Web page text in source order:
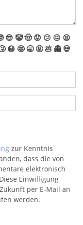
😎 🤡🤠 😟 😕 😖 😫
😷 🤩 🥱 🤬 💩 👻 💀
zur Kenntnis
dass die von
elektronisch
Einwilligung
per E-Mail an
werden.